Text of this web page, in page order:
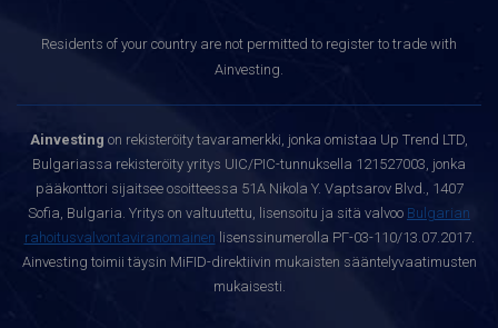
Residents of your country are not permitted to register to trade with
Ainvesting.
Ainvesting on rekisteröity tavaramerkki, jonka omistaa Up Trend LTD,
Bulgariassa rekisteröity yritys UIC/PIC-tunnuksella 121527003, jonka
pääkonttori sijaitsee osoitteessa 51A Nikola Y. Vaptsarov Blvd., 1407
Sofia, Bulgaria. Yritys on valtuutettu, lisensoitu ja sitä valvoo Bulgarian
rahoitusvalvontaviranomainen lisenssinumerolla РГ-03-110/13.07.2017.
Ainvesting toimii täysin MiFID-direktiivin mukaisten sääntelyvaatimusten
mukaisesti.